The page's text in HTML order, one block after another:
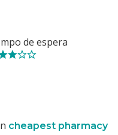
de espera
cheapest pharmacy